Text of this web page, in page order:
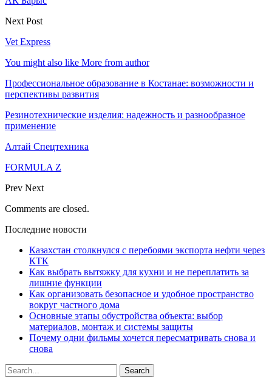
Next Post
Vet Express
You might also like More from author
Профессиональное образование в Костанае: возможности и
перспективы развития
Резинотехнические изделия: надежность и разнообразное
применение
Алтай Спецтехника
FORMULA Z
Prev Next
Comments are closed.
Последние новости
Казахстан столкнулся с перебоями экспорта нефти через
КТК
Как выбрать вытяжку для кухни и не переплатить за
лишние функции
Как организовать безопасное и удобное пространство
вокруг частного дома
Основные этапы обустройства объекта: выбор
материалов, монтаж и системы защиты
Почему одни фильмы хочется пересматривать снова и
снова